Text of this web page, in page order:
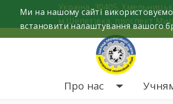
Україна, 30405,
м.Шепетівка, проспект
Про нас
Ми на нашому сайті
встановити налаштування вашого